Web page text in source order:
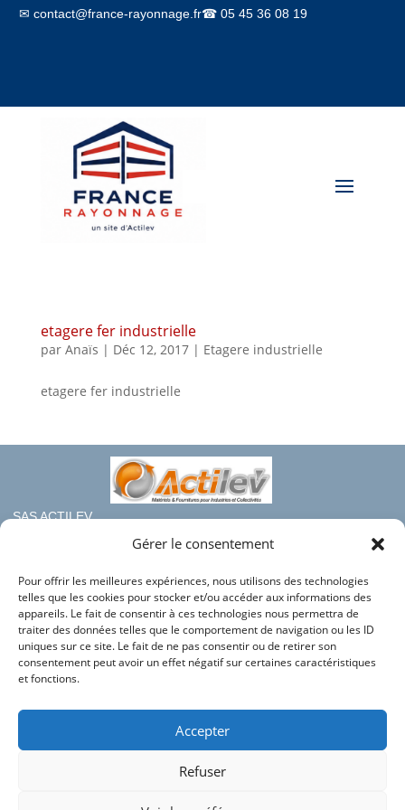
Gérer le consentement
Pour offrir les meilleures expériences, nous utilisons des technologies
telles que les cookies pour stocker et/ou accéder aux informations des
appareils. Le fait de consentir à ces technologies nous permettra de
traiter des données telles que le comportement de navigation ou les ID
uniques sur ce site. Le fait de ne pas consentir ou de retirer son
consentement peut avoir un effet négatif sur certaines caractéristiques
et fonctions.
Accepter
Refuser
✉ contact@france-rayonnage.fr☎ 05 45 36 08 19
etagere fer industrielle
par Anaïs | Déc 12, 2017| Etagere industrielle
etagere fer industrielle
SAS ACTILEV
112 bis rue haute de Crouin
Téléphone : 05.45.36.08.19
Mail : contact@france-rayonnage.fr
Nos autres sites du groupe :
Actilev
Bac en Plastique
Conditions générales de vente